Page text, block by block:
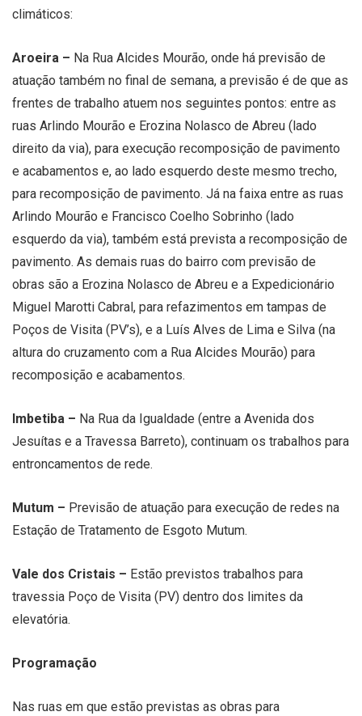
climáticos:
Aroeira – Na Rua Alcides Mourão, onde há previsão de
atuação também no final de semana, a previsão é de que as
frentes de trabalho atuem nos seguintes pontos: entre as
ruas Arlindo Mourão e Erozina Nolasco de Abreu (lado
direito da via), para execução recomposição de pavimento
e acabamentos e, ao lado esquerdo deste mesmo trecho,
para recomposição de pavimento. Já na faixa entre as ruas
Arlindo Mourão e Francisco Coelho Sobrinho (lado
esquerdo da via), também está prevista a recomposição de
pavimento. As demais ruas do bairro com previsão de
obras são a Erozina Nolasco de Abreu e a Expedicionário
Miguel Marotti Cabral, para refazimentos em tampas de
Poços de Visita (PV’s), e a Luís Alves de Lima e Silva (na
altura do cruzamento com a Rua Alcides Mourão) para
recomposição e acabamentos.
Imbetiba – Na Rua da Igualdade (entre a Avenida dos
Jesuítas e a Travessa Barreto), continuam os trabalhos para
entroncamentos de rede.
Mutum – Previsão de atuação para execução de redes na
Estação de Tratamento de Esgoto Mutum.
Vale dos Cristais – Estão previstos trabalhos para
travessia Poço de Visita (PV) dentro dos limites da
elevatória.
Programação
Nas ruas em que estão previstas as obras para